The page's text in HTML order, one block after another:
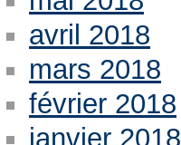
avril 2018
mars 2018
février 2018
janvier 2018